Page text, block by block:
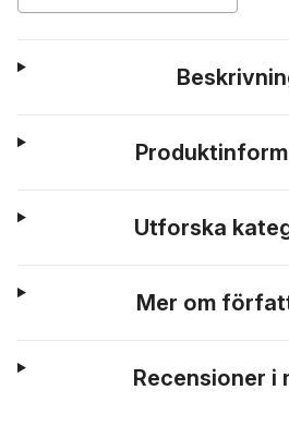
Utforska
Mer om
Recensioner i